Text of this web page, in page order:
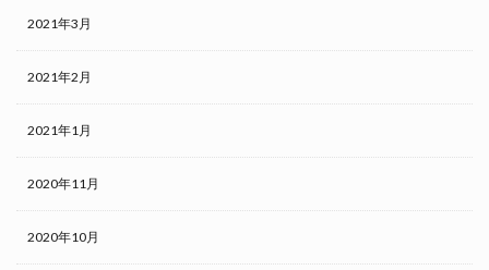
2021年3月
2021年2月
2021年1月
2020年11月
2020年10月